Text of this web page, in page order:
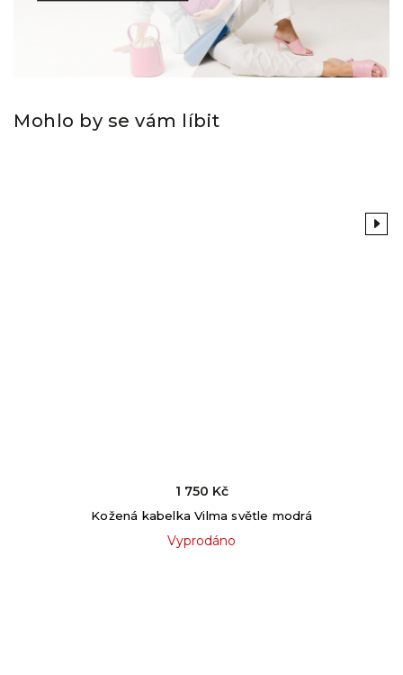
Mohlo by se vám líbit
Previous
Kožená kabelka Vilma světle modrá
Vyprodáno
1 750 Kč
Next